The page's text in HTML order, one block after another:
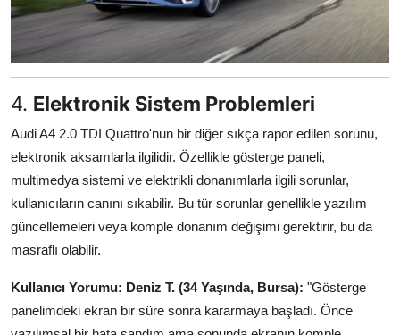
4. Elektronik Sistem Problemleri
Audi A4 2.0 TDI Quattro'nun bir diğer sıkça rapor edilen sorunu,
elektronik aksamlarla ilgilidir. Özellikle gösterge paneli,
multimedya sistemi ve elektrikli donanımlarla ilgili sorunlar,
kullanıcıların canını sıkabilir. Bu tür sorunlar genellikle yazılım
güncellemeleri veya komple donanım değişimi gerektirir, bu da
masraflı olabilir.
Kullanıcı Yorumu: Deniz T. (34 Yaşında, Bursa): "Gösterge
panelimdeki ekran bir süre sonra kararmaya başladı. Önce